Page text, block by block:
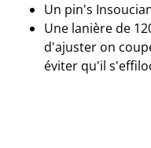
Un pin's
Une lanière de
d'ajuster on
éviter qu'il